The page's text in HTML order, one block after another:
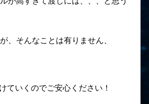
、そんなことは有りません、
ていくのでご安心ください！